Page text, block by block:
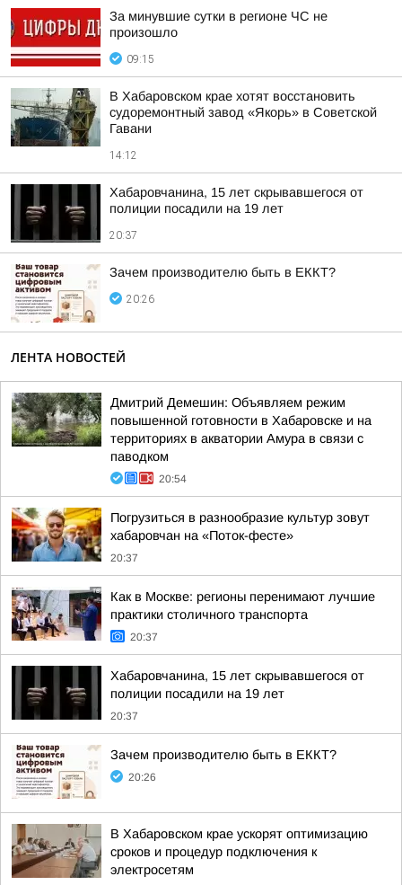
За минувшие сутки в регионе ЧС не
произошло
09:15
В Хабаровском крае хотят восстановить
судоремонтный завод «Якорь» в Советской
Гавани
14:12
Хабаровчанина, 15 лет скрывавшегося от
полиции посадили на 19 лет
20:37
Зачем производителю быть в ЕККТ?
20:26
ЛЕНТА НОВОСТЕЙ
Дмитрий Демешин: Объявляем режим
повышенной готовности в Хабаровске и на
территориях в акватории Амура в связи с
паводком
20:54
Погрузиться в разнообразие культур зовут
хабаровчан на «Поток-фесте»
20:37
Как в Москве: регионы перенимают лучшие
практики столичного транспорта
20:37
Хабаровчанина, 15 лет скрывавшегося от
полиции посадили на 19 лет
20:37
Зачем производителю быть в ЕККТ?
20:26
В Хабаровском крае ускорят оптимизацию
сроков и процедур подключения к
электросетям